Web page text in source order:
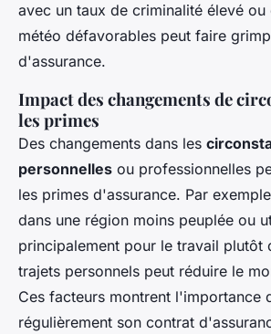
avec un taux de criminalité élevé
météo défavorables peut faire
d'assurance.
Impact des changements de
les primes
Des changements dans les
personnelles ou professionnelles
les primes d'assurance. Par
dans une région moins peuplée ou
principalement pour le travail plutôt
trajets personnels peut réduire le
Ces facteurs montrent l'importance
régulièrement son contrat